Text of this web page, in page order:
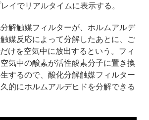
イでリアルタイムに表示する。
解触媒フィルターが、ホルムアルデ
媒反応によって分解したあとに、ご
だけを空気中に放出するという。フィ
気中の酸素が活性酸素分子に置き換
するので、酸化分解触媒フィルター
的にホルムアルデヒドを分解できる